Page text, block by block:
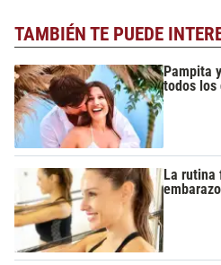
TAMBIÉN TE PUEDE
Pampita
todos los
La rutina
embarazo